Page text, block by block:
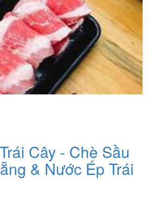
Cây - Chè Sầu
& Nước Ép Trái